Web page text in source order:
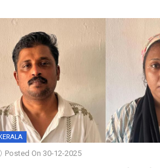
Posted On 30-12-2025